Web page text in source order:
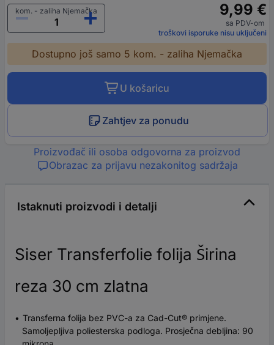
kom. - zaliha Njemačka
9,99 €
sa PDV-om
troškovi isporuke nisu uključeni
Dostupno još samo 5 kom. - zaliha Njemačka
U košaricu
Zahtjev za ponudu
Proizvođač ili osoba odgovorna za proizvod
Obrazac za prijavu nezakonitog sadržaja
Istaknuti proizvodi i detalji
Siser Transferfolie folija Širina
reza 30 cm zlatna
Transferna folija bez PVC-a za Cad-Cut® primjene.
Samoljepljiva poliesterska podloga. Prosječna debljina: 90